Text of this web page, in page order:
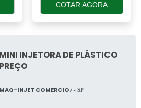
COTAR AGORA
MINI INJETORA DE PLÁSTICO
PREÇO
MAQ-INJET COMERCIO / - SP